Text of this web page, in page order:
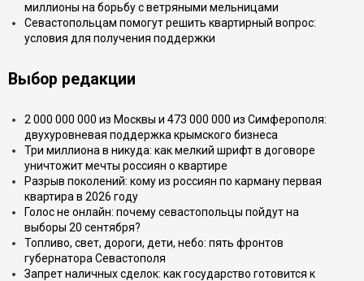
миллионы на борьбу с ветряными мельницами
Севастопольцам помогут решить квартирный вопрос:
условия для получения поддержки
Выбор редакции
2 000 000 000 из Москвы и 473 000 000 из Симферополя:
двухуровневая поддержка крымского бизнеса
Три миллиона в никуда: как мелкий шрифт в договоре
уничтожит мечты россиян о квартире
Разрыв поколений: кому из россиян по карману первая
квартира в 2026 году
Голос не онлайн: почему севастопольцы пойдут на
выборы 20 сентября?
Топливо, свет, дороги, дети, небо: пять фронтов
губернатора Севастополя
Запрет наличных сделок: как государство готовится к